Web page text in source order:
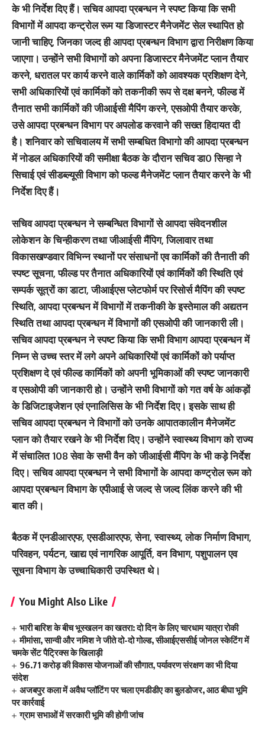
के भी निर्देश दिए हैं। सचिव आपदा प्रबन्धन ने स्पष्ट किया कि सभी
विभागों में आपदा कन्ट्रोल रूम या डिजास्टर मैनेजमेंट सेल स्थापित हो
जानी चाहिए, जिनका जल्द ही आपदा प्रबन्धन विभाग द्वारा निरीक्षण किया
जाएगा। उन्होंने सभी विभागों को अपना डिजास्टर मैनेजमेंट प्लान तैयार
करने, धरातल पर कार्य करने वाले कार्मिकों को आवश्यक प्रशिक्षण देने,
सभी अधिकारियों एवं कार्मिकों को तकनीकी रूप से दक्ष बनने, फील्ड में
तैनात सभी कार्मिकों की जीआईसी मैपिंग करने, एसओपी तैयार करके,
उसे आपदा प्रबन्धन विभाग पर अपलोड करवाने की सख्त हिदायत दी
है। शनिवार को सचिवालय में सभी सम्बधित विभागो की आपदा प्रबन्धन
में नोडल अधिकारियों की समीक्षा बैठक के दौरान सचिव डा0 सिन्हा ने
सिचाई एवं सीडब्ल्यूसी विभाग को फल्ड मैनेजमेंट प्लान तैयार करने के भी
निर्देश दिए हैं।
सचिव आपदा प्रबन्धन ने सम्बन्धित विभागों से आपदा संवेदनशील
लोकेशन के चिन्हीकरण तथा जीआईसी मैंपिग, जिलावार तथा
विकासखण्डवार विभिन्न स्थानों पर संसाधनों एव कार्मिकों की तैनाती की
स्पष्ट सूचना, फील्ड पर तैनात अधिकारियों एवं कार्मिकों की स्थिति एवं
सम्पर्क सूत्रों का डाटा, जीआईएस प्लेटफोर्म पर रिसोर्स मैपिंग की स्पष्ट
स्थिति, आपदा प्रबन्धन में विभागों में तकनीकी के इस्तेमाल की अद्यतन
स्थिति तथा आपदा प्रबन्धन में विभागों की एसओपी की जानकारी ली।
सचिव आपदा प्रबन्धन ने स्पष्ट किया कि सभी विभाग आपदा प्रबन्धन में
निम्न से उच्च स्तर में लगे अपने अधिकारियों एवं कार्मिकों को पर्याप्त
प्रशिक्षण दे एवं फील्ड कार्मिकों को अपनी भूमिकाओं की स्पष्ट जानकारी
व एसओपी की जानकारी हो। उन्होंने सभी विभागों को गत वर्ष के आंकड़ों
के डिजिटाइजेशन एवं एनालिसिस के भी निर्देश दिए। इसके साथ ही
सचिव आपदा प्रबन्धन ने विभागों को उनके आपातकालीन मैनेजमेंट
प्लान को तैयार रखने के भी निर्देश दिए। उन्होंने स्वास्थ्य विभाग को राज्य
में संचालित 108 सेवा के सभी वैन को जीआईसी मैंपिग के भी कड़े निर्देश
दिए। सचिव आपदा प्रबन्धन ने सभी विभागों के आपदा कण्ट्रोल रूम को
आपदा प्रबन्धन विभाग के एपीआई से जल्द से जल्द लिंक करने की भी
बात की।
बैठक में एनडीआरएफ, एसडीआरएफ, सेना, स्वास्थ्य, लोक निर्माण विभाग,
परिवहन, पर्यटन, खाद्य एवं नागरिक आपूर्ति, वन विभाग, पशुपालन एव
सूचना विभाग के उच्चाधिकारी उपस्थित थे।
You Might Also Like
भारी बारिश के बीच भूस्खलन का खतरा: दो दिन के लिए चारधाम यात्रा रोकी
मीमांसा, सान्वी और नमिश ने जीते दो-दो गोल्ड, सीआईएससीई जोनल स्केटिंग में
चमके सेंट पैट्रिक्स के खिलाड़ी
96.71 करोड़ की विकास योजनाओं की सौगात, पर्यावरण संरक्षण का भी दिया
संदेश
अजबपुर कला में अवैध प्लॉटिंग पर चला एमडीडीए का बुलडोजर, आठ बीघा भूमि
पर कार्रवाई
ग्राम सभाओं में सरकारी भूमि की होगी जांच